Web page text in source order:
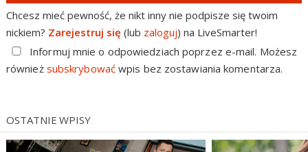
Chcesz mieć pewność, że nikt inny nie podpisze się twoim
nickiem? Zarejestruj się (lub zaloguj) na LiveSmarter!
Informuj mnie o odpowiedziach poprzez e-mail. Możesz
również subskrybowaćwpis bez zostawiania komentarza.
OSTATNIE WPISY